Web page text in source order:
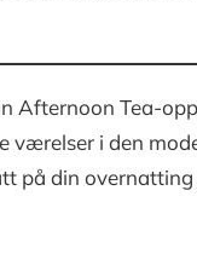
Afternoon Tea-
værelser i den
på din